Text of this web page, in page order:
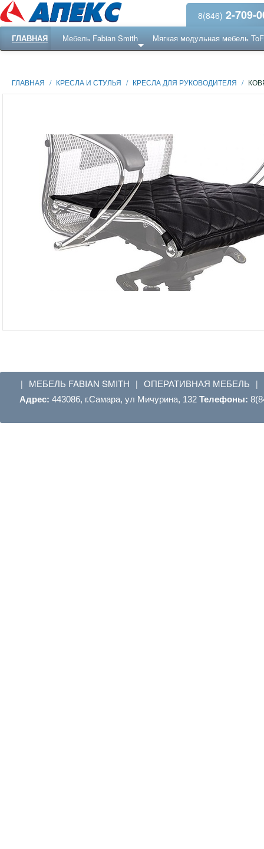
8(846) 2-709-
ГЛАВНАЯ Мебель Fabian Smith Мягкая модульная мебель
ГЛАВНАЯ / КРЕСЛА И СТУЛЬЯ / КРЕСЛА ДЛЯ РУКОВОДИТЕЛЯ /
| МЕБЕЛЬ FABIAN SMITH | ОПЕРАТИВНАЯ МЕБЕЛЬ |
Адрес: 443086, г.Самара, ул Мичурина, 132 Телефоны: